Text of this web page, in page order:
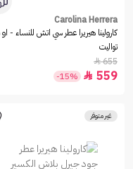
Carolina Herrera
كارولينا هيريرا عطر سي اتش للنساء -
تواليت
655

559

-15%
غير متوفر